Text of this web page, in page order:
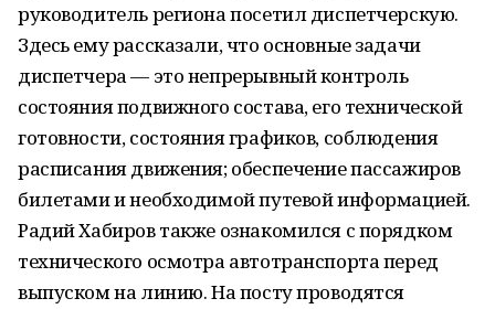
руководитель региона посетил диспетчерскую.
Здесь ему рассказали, что основные задачи
диспетчера — это непрерывный контроль
состояния подвижного состава, его технической
готовности, состояния графиков, соблюдения
расписания движения; обеспечение пассажиров
билетами и необходимой путевой информацией.
Радий Хабиров также ознакомился с порядком
технического осмотра автотранспорта перед
выпуском на линию. На посту проводятся